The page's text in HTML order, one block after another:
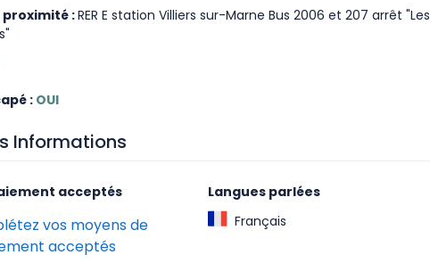
:RER E station Villiers sur-Marne Bus 2006 et 207 arrêt "Les
: OUI
Informations
acceptés
vos moyens de
acceptés
Langues parlées
Français